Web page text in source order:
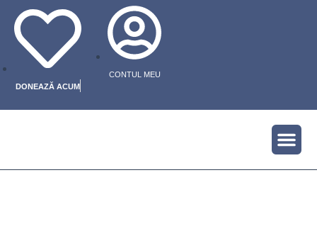
content
DONEAZĂ ACUM
CONTUL MEU